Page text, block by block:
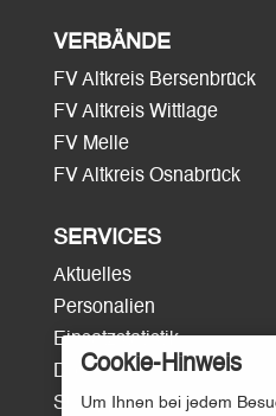
VERBÄNDE
FV Altkreis Bersenbrück
FV Altkreis Wittlage
FV Melle
FV Altkreis Osnabrück
SERVICES
Aktuelles
Personalien
Einsatzstatistik
Download
Surftipps
Cookie-Hinweis
Um Ihnen bei jedem